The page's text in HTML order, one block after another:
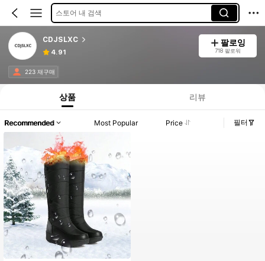
스토어 내 검색
CDJSLXC
4.91
팔로잉
718 팔로워
223 재구매
상품 리뷰
Recommended Most Popular Price 필터